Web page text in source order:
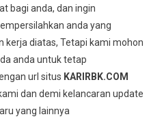
bagi anda, dan ingin
anda yang
diatas, Tetapi kami mohon
anda untuk tetap
url situs KARIRBK.COM
dan demi kelancaran update
yang lainnya